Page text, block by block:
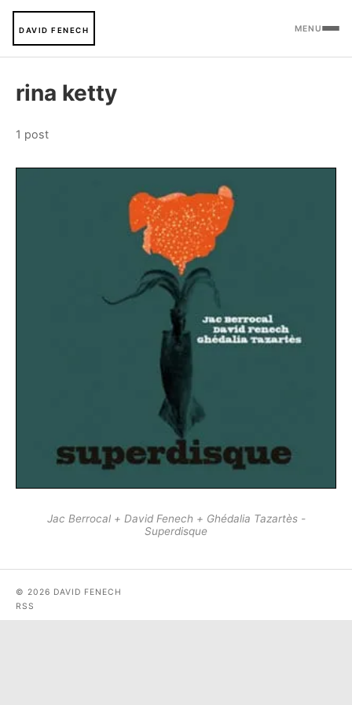
DAVID FENECH MENU
rina ketty
1 post
Jac Berrocal + David Fenech + Ghédalia Tazartès -
Superdisque
© 2026 DAVID FENECH
RSS